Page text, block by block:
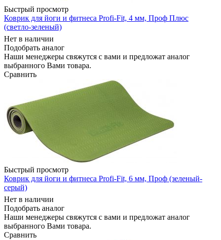
Быстрый просмотр
Коврик для йоги и фитнеса Profi-Fit, 4 мм, Проф Плюс
(светло-зеленый)
Нет в наличии
Подобрать аналог
Наши менеджеры свяжутся с вами и предложат аналог
выбранного Вами товара.
Сравнить
Быстрый просмотр
Коврик для йоги и фитнеса Profi-Fit, 6 мм, Проф (зеленый-
серый)
Нет в наличии
Подобрать аналог
Наши менеджеры свяжутся с вами и предложат аналог
выбранного Вами товара.
Сравнить